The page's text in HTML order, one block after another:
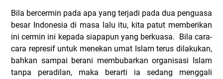
Bila bercermin pada apa yang terjadi pada dua penguasa
besar Indonesia di masa lalu itu, kita patut memberikan
ini cermin ini kepada siapapun yang berkuasa. Bila cara-
cara represif untuk menekan umat Islam terus dilakukan,
bahkan sampai berani membubarkan organisasi Islam
tanpa peradilan, maka berarti ia sedang menggali